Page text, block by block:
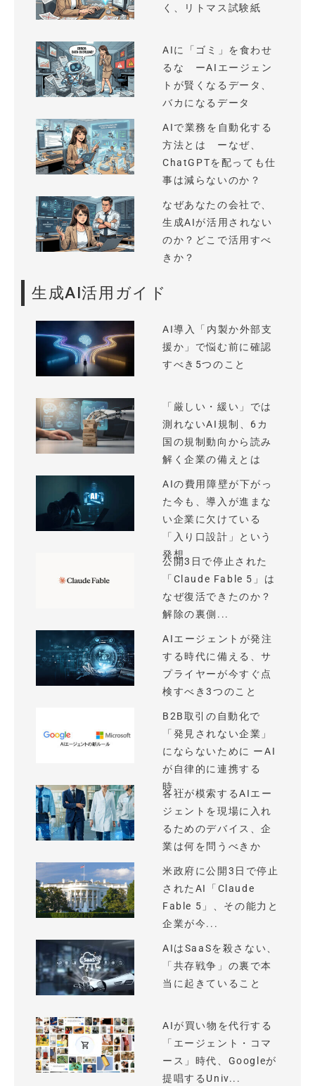
く、リトマス試験紙
AIに「ゴミ」を食わせ
るな ーAIエージェン
トが賢くなるデータ、
バカになるデータ
AIで業務を自動化する
方法とは ーなぜ、
ChatGPTを配っても仕
事は減らないのか？
なぜあなたの会社で、
生成AIが活用されない
のか？どこで活用すべ
きか？
生成AI活用ガイド
AI導入「内製か外部支
援か」で悩む前に確認
すべき5つのこと
「厳しい・緩い」では
測れないAI規制、6カ
国の規制動向から読み
解く企業の備えとは
AIの費用障壁が下がっ
た今も、導入が進まな
い企業に欠けている
「入り口設計」という
発想
公開3日で停止された
「Claude Fable 5」は
なぜ復活できたのか？
解除の裏側...
AIエージェントが発注
する時代に備える、サ
プライヤーが今すぐ点
検すべき3つのこと
B2B取引の自動化で
「発見されない企業」
にならないために ーAI
が自律的に連携する
時...
各社が模索するAIエー
ジェントを現場に入れ
るためのデバイス、企
業は何を問うべきか
米政府に公開3日で停止
されたAI「Claude
Fable 5」、その能力と
企業が今...
AIはSaaSを殺さない、
「共存戦争」の裏で本
当に起きていること
AIが買い物を代行する
「エージェント・コマ
ース」時代、Googleが
提唱するUniv...